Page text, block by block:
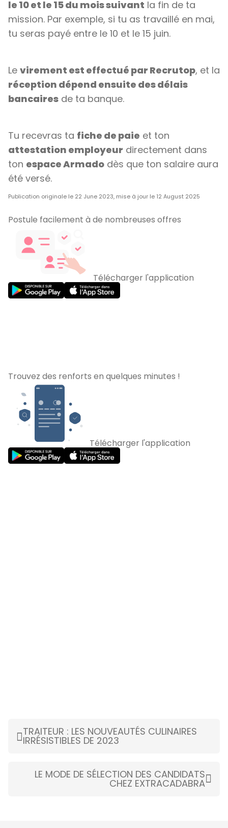
le 10 et le 15 du mois suivant la fin de ta
mission. Par exemple, si tu as travaillé en mai,
tu seras payé entre le 10 et le 15 juin.
Le virement est effectué par Recrutop, et la
réception dépend ensuite des délais
bancaires de ta banque.
Tu recevras ta fiche de paie et ton
attestation employeur directement dans
ton espace Armado dès que ton salaire aura
été versé.
Publication originale le 22 June 2023, mise à jour le 12 August 2025
Postule facilement à de nombreuses offres
Télécharger l'application
Trouvez des renforts en quelques minutes !
Télécharger l'application
TRAITEUR : LES NOUVEAUTÉS CULINAIRES
IRRÉSISTIBLES DE 2023
LE MODE DE SÉLECTION DES CANDIDATS
CHEZ EXTRACADABRA